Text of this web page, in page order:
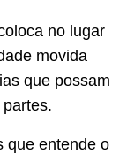
no lugar
movida
que possam
que entende o